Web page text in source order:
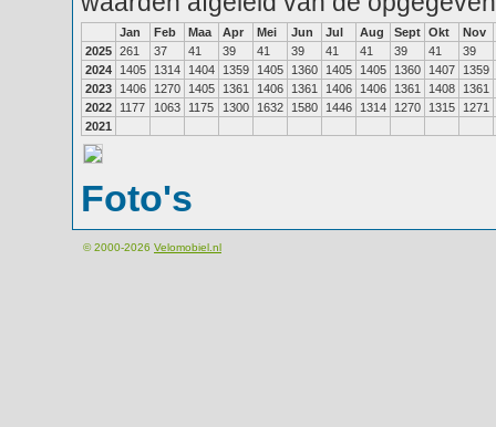
Jan Feb Maa Apr Mei Jun Jul Aug Sept Okt
Nov
2025 261 37 41 39 41 39 41 41 39 41
39
2024
1405 1314 1404 1359 1405 1360 1405 1405 1360 1407
1359
2023
1406 1270 1405 1361 1406 1361 1406 1406 1361 1408
1361
2022
1177 1063 1175 1300 1632 1580 1446 1314 1270 1315
1271
2021
Foto's
© 2000-2026 Velomobiel.nl